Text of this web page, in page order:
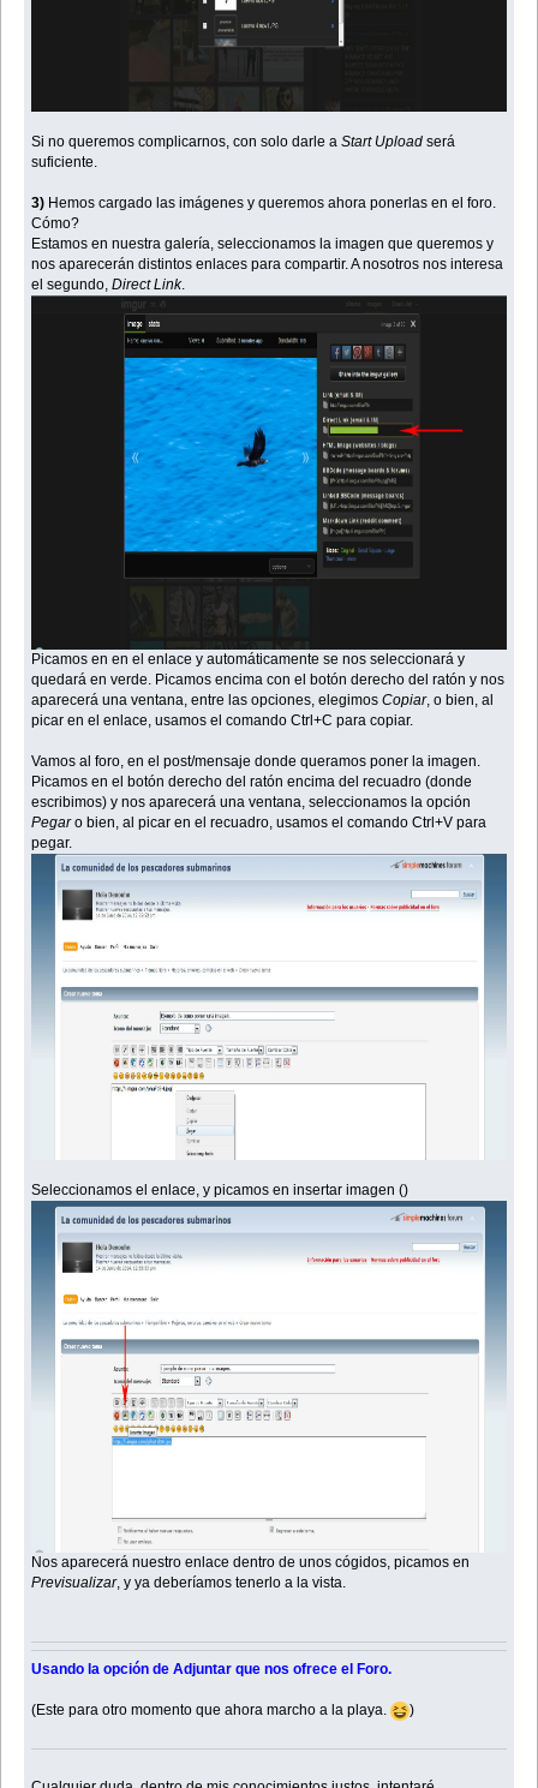
Si no queremos complicarnos, con solo darle aStart Upload será
suficiente.
3) Hemos cargado las imágenes y queremos ahora ponerlas en el foro.
Cómo?
Estamos en nuestra galería, seleccionamos la imagen que queremos y
nos aparecerán distintos enlaces para compartir. A nosotros nos interesa
el segundo,Direct Link.
Picamos en en el enlace y automáticamente se nos seleccionará y
quedará en verde. Picamos encima con el botón derecho del ratón y nos
aparecerá una ventana, entre las opciones, elegimos Copiar, o bien, al
picar en el enlace, usamos el comando Ctrl+C para copiar.
Vamos al foro, en el post/mensaje donde queramos poner la imagen.
Picamos en el botón derecho del ratón encima del recuadro (donde
escribimos) y nos aparecerá una ventana, seleccionamos la opción
Pegaro bien, al picar en el recuadro, usamos el comando Ctrl+V para
pegar.
Seleccionamos el enlace, y picamos en insertar imagen ()
Nos aparecerá nuestro enlace dentro de unos cógidos, picamos en
Previsualizar, y ya deberíamos tenerlo a la vista.
Usando la opción de Adjuntar que nos ofrece el Foro.
(Este para otro momento que ahora marcho a la playa. )